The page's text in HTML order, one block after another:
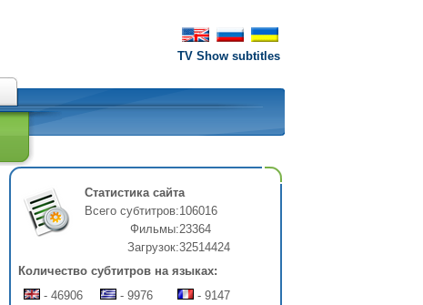
TV Show subtitles
Статистика сайта
Всего субтитров:106016
Фильмы:23364
Загрузок:32514424
Количество субтитров на языках:
- 46906
- 9976
- 9147